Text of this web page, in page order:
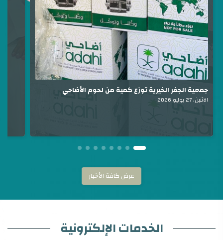
جمعية الجفر الخيرية توزع كمية من لحوم الأضاحي
الاثنين، 27 يوليو 2026
عرض كافة الأخبار
الخدمات الإلكترونية